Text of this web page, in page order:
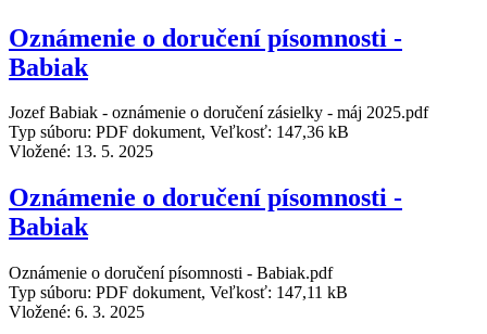
Oznámenie o doručení písomnosti -
Babiak
Jozef Babiak - oznámenie o doručení zásielky - máj 2025.pdf
Typ súboru: PDF dokument, Veľkosť: 147,36 kB
Vložené: 13. 5. 2025
Oznámenie o doručení písomnosti -
Babiak
Oznámenie o doručení písomnosti - Babiak.pdf
Typ súboru: PDF dokument, Veľkosť: 147,11 kB
Vložené: 6. 3. 2025